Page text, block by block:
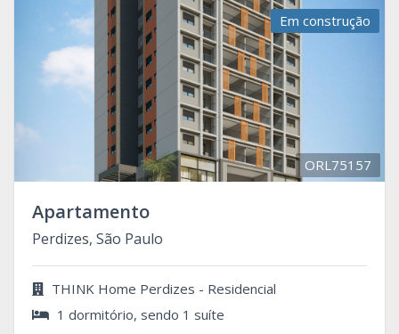
Em construção
ORL75157
Apartamento
Perdizes, São Paulo
THINK Home Perdizes - Residencial
1 dormitório, sendo 1 suíte